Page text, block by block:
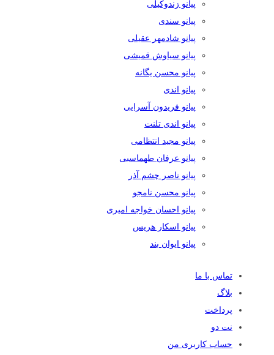
پیانو زندوکیلی
پیانو سندی
پیانو شادمهر عقیلی
پیانو سیاوش قمیشی
پیانو محسن یگانه
پیانو اندی
پیانو فریدون آسرایی
پیانو اندی تلنت
پیانو مجید انتظامی
پیانو عرفان طهماسبی
پیانو ناصر چشم آذر
پیانو محسن نامجو
پیانو احسان خواجه امیری
پیانو اسکار هریس
پیانو ایوان بند
تماس با ما
بلاگ
پرداخت
نت دو
حساب کاربری من